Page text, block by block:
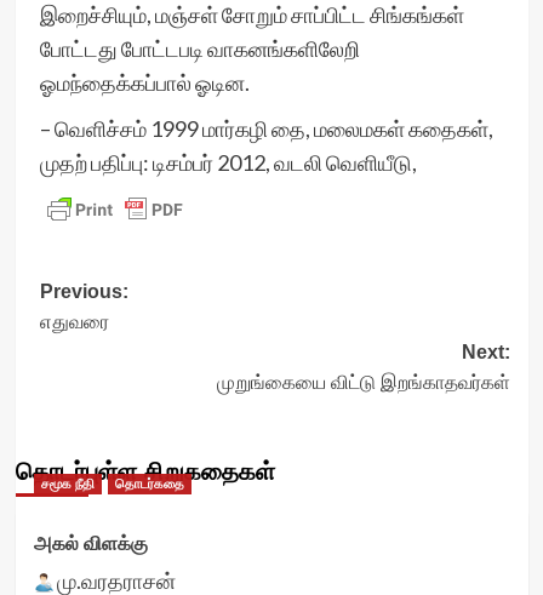
இறைச்சியும், மஞ்சள் சோறும் சாப்பிட்ட சிங்கங்கள்
போட்டது போட்டபடி வாகனங்களிலேறி
ஓமந்தைக்கப்பால் ஓடின.
– வெளிச்சம் 1999 மார்கழி தை, மலைமகள் கதைகள்,
முதற் பதிப்பு: டிசம்பர் 2012, வடலி வெளியீடு,
Post
navigation
Previous:
எதுவரை
Next:
முறுங்கையை விட்டு இறங்காதவர்கள்
தொடர்புள்ள சிறுகதைகள்
சமூக நீதி தொடர்கதை
அகல் விளக்கு
மு.வரதராசன்